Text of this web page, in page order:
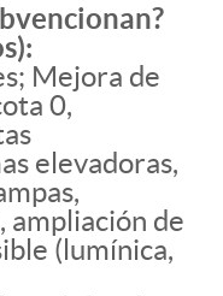
Mejora de
0,
elevadoras,
ampliación de
(lumínica,